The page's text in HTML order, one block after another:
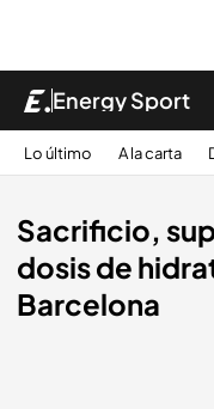
Energy Sport
Lo último A la carta
Sacrificio,
dosis de
Barcelona